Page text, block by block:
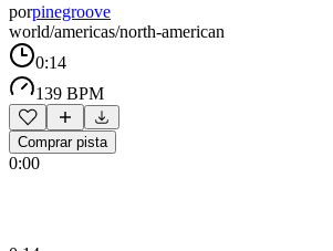
porpinegroove
world/americas/north-american
0:14
139 BPM
Comprar pista
0:00